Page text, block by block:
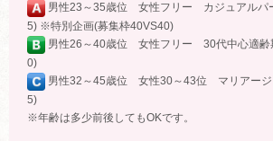
男性23～35歳位 女性フリー カジュアルパ
5) ※特別企画(募集枠40VS40)
男性26～40歳位 女性フリー 30代中心適
0)
男性32～45歳位 女性30～43位 マリアー
5)
※年齢は多少前後してもOKです。